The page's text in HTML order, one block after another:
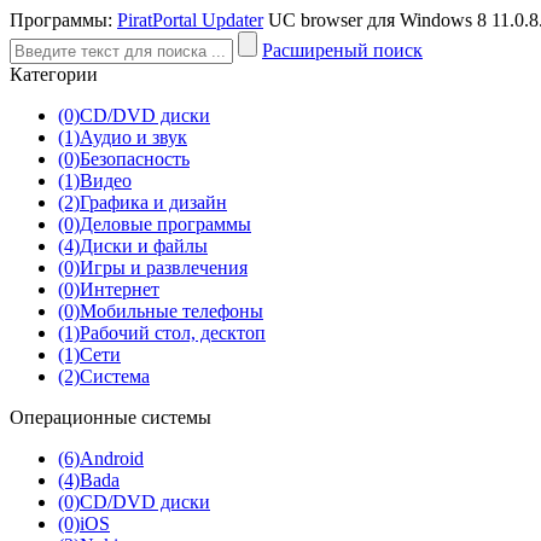
Программы: PiratPortal Updater UC browser для Windows 8
Расширеный поиск
Категории
(0)CD/DVD диски
(1)Аудио и звук
(0)Безопасность
(1)Видео
(2)Графика и дизайн
(0)Деловые программы
(4)Диски и файлы
(0)Игры и развлечения
(0)Интернет
(0)Мобильные телефоны
(1)Рабочий стол, десктоп
(1)Сети
(2)Система
Операционные системы
(6)Android
(4)Bada
(0)CD/DVD диски
(0)iOS